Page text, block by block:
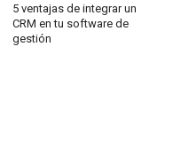
5 ventajas de integrar un
CRM en tu software de
gestión